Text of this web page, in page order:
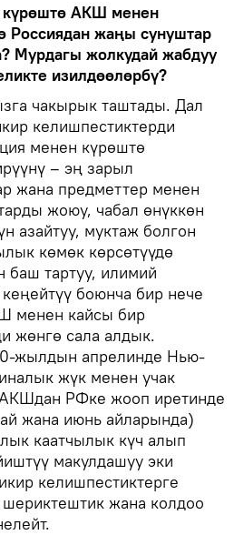
АКШ менен
Россиядан жаңы сунуштар
Мурдагы жолкудай жабдуу
изилдөөлөрбү?
чакырык таштады. Дал
келишпестиктерди
менен күрөштө
– эң зарыл
жана предметтер менен
жоюу, чабал өнүккөн
азайтуу, муктаж болгон
көмөк көрсөтүүдө
баш тартуу, илимий
боюнча бир нече
менен кайсы бир
жөнгө сала алдык.
жылдын апрелинде Нью-
жүк менен учак
РФке жооп иретинде
жана июнь айларында)
каатчылык күч алып
макулдашуу эки
келишпестиктерге
жана колдоо